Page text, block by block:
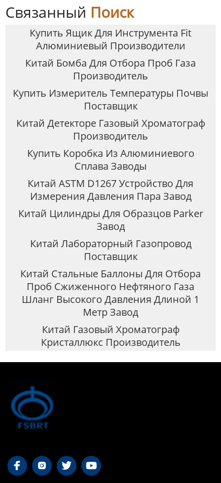
Связанный Поиск
Купить Ящик Для Инструмента Fit
Алюминиевый Производители
Китай Бомба Для Отбора Проб Газа
Производитель
Купить Измеритель Температуры Почвы
Поставщик
Китай Детекторе Газовый Хроматограф
Производитель
Купить Коробка Из Алюминиевого
Сплава Заводы
Китай ASTM D1267 Устройство Для
Измерения Давления Пара Завод
Китай Цилиндры Для Образцов Parker
Завод
Китай Лабораторный Газопровод
Поставщик
Китай Стальные Баллоны Для Отбора
Проб Сжиженного Нефтяного Газа
Шланг Высокого Давления Длиной 1
Метр Завод
Китай Газовый Хроматограф
Кристаллюкс Производитель
   